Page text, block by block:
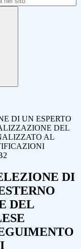
DI UN ESPERTO
DEL
AL
DI
DEL